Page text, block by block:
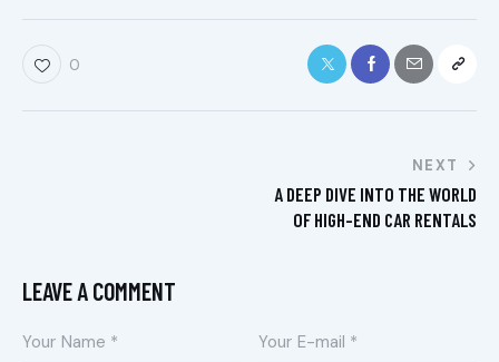
0
NEXT
A DEEP DIVE INTO THE WORLD
OF HIGH-END CAR RENTALS
LEAVE A COMMENT